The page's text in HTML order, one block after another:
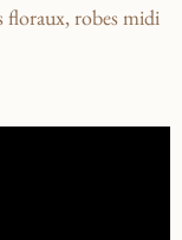
floraux, robes midi